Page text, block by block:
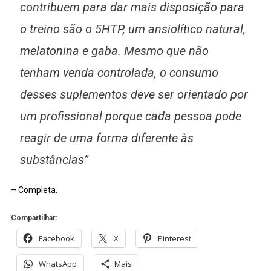
contribuem para dar mais disposição para
o treino são o 5HTP, um ansiolítico natural,
melatonina e gaba. Mesmo que não
tenham venda controlada, o consumo
desses suplementos deve ser orientado por
um profissional porque cada pessoa pode
reagir de uma forma diferente às
substâncias”
– Completa.
Compartilhar:
Facebook X Pinterest
WhatsApp Mais